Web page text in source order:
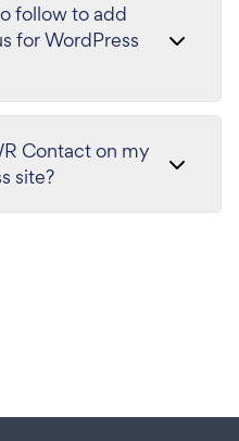
follow to add
for WordPress
Contact on my
site?